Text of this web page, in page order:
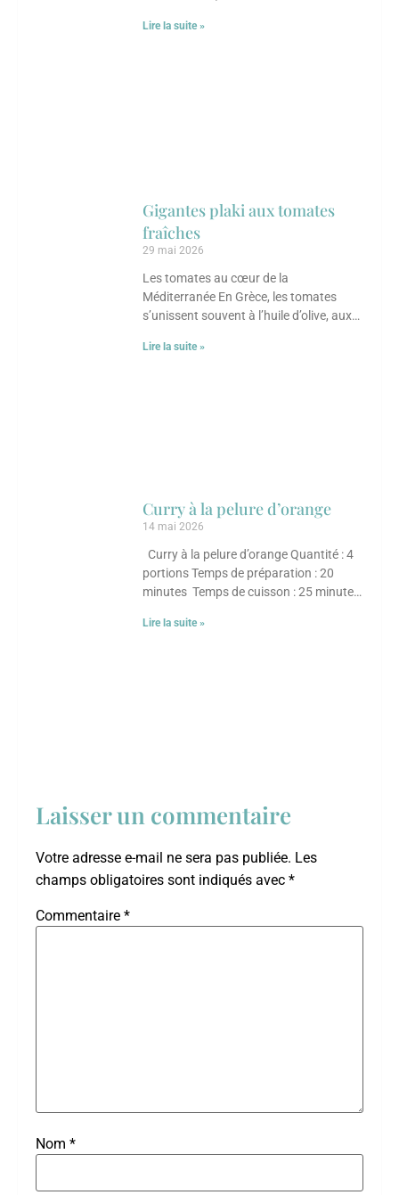
condiments parfumés. Ce chutney
Lire la suite »
Gigantes plaki aux tomates
fraîches
29 mai 2026
Les tomates au cœur de la
Méditerranée En Grèce, les tomates
s’unissent souvent à l’huile d’olive, aux
en
Lire la suite »
Curry à la pelure d’orange
14 mai 2026
Curry à la pelure d’orange Quantité : 4
portions Temps de préparation : 20
minutes Temps de cuisson : 25 minutes
Lire la suite »
Laisser un commentaire
Votre adresse e-mail ne sera pas publiée. Les
champs obligatoires sont indiqués avec *
Commentaire *
Nom *